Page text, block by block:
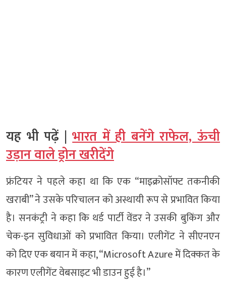
यह भी पढ़ें |भारत में ही बनेंगे राफेल, ऊंची
उड़ान वाले ड्रोन खरीदेंगे
फ्रंटियर ने पहले कहा था कि एक “माइक्रोसॉफ्ट तकनीकी
खराबी” ने उसके परिचालन को अस्थायी रूप से प्रभावित किया
है। सनकंट्री ने कहा कि थर्ड पार्टी वेंडर ने उसकी बुकिंग और
चेक-इन सुविधाओं को प्रभावित किया। एलीगेंट ने सीएनएन
को दिए एक बयान में कहा, “Microsoft Azure में दिक्कत के
कारण एलीगेंट वेबसाइट भी डाउन हुई है।”